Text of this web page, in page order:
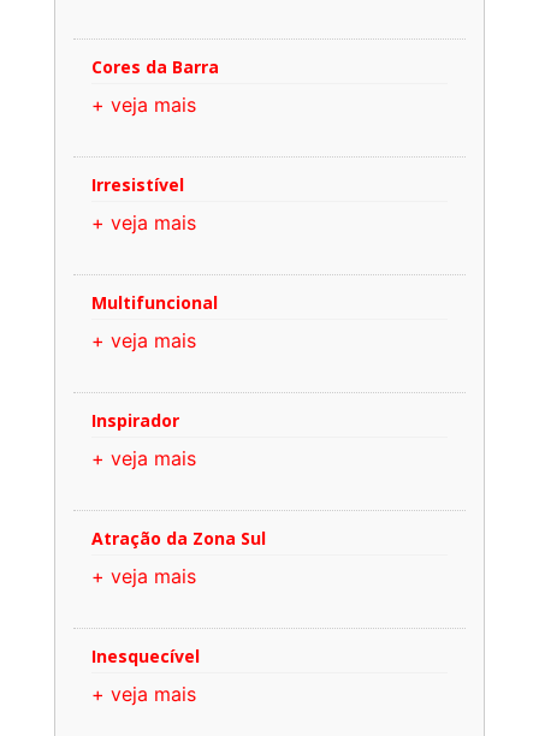
Cores da Barra
+ veja mais
Irresistível
+ veja mais
Multifuncional
+ veja mais
Inspirador
+ veja mais
Atração da Zona Sul
+ veja mais
Inesquecível
+ veja mais